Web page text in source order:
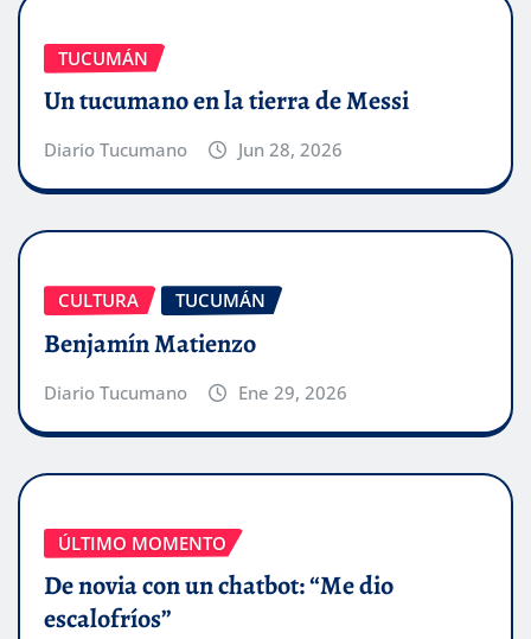
TUCUMÁN
Un tucumano en la tierra de Messi
Diario Tucumano Jun 28, 2026
CULTURA TUCUMÁN
Benjamín Matienzo
Diario Tucumano Ene 29, 2026
ÚLTIMO MOMENTO
De novia con un chatbot: “Me dio
escalofríos”